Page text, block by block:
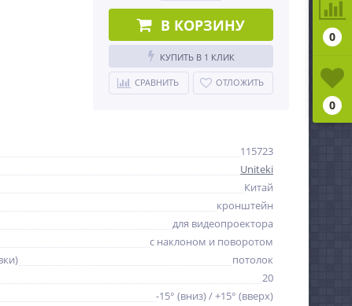
В КОРЗИНУ
КУПИТЬ В 1 КЛИК
СРАВНИТЬ ОТЛОЖИТЬ
115723
Uniteki
Китай
кронштейн
для видеопроектора
с наклоном и поворотом
потолок
20
-15° (вниз) / +15° (вверх)
0
0